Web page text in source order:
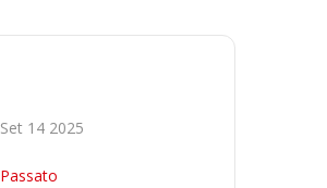
Set 14 2025
Passato